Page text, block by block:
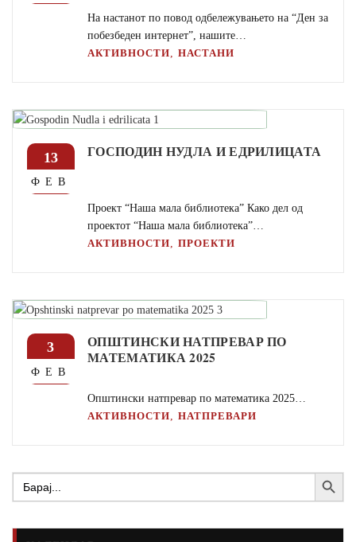
На настанот по повод одбележувањето на “Ден за
побезбеден интернет”, нашите…
АКТИВНОСТИ,НАСТАНИ
13
ФЕВ
ГОСПОДИН НУДЛА И ЕДРИЛИЦАТА
Проект “Наша мала библиотека” Како дел од
проектот “Наша мала библиотека”…
АКТИВНОСТИ,ПРОЕКТИ
3
ФЕВ
ОПШТИНСКИ НАТПРЕВАР ПО
МАТЕМАТИКА 2025
Општински натпревар по математика 2025…
АКТИВНОСТИ ,НАТПРЕВАРИ
Search
for:
Search Button